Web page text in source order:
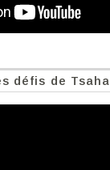
défis de Tsahal